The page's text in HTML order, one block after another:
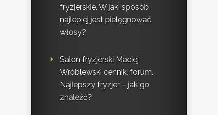
fryzjerskie. W jaki sposób
najlepiej jest pielęgnować
włosy?
Salon fryzjerski Maciej
Wróblewski cennik, forum.
Najlepszy fryzjer – jak go
znaleźć?